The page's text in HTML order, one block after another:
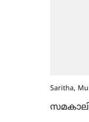
Saritha,